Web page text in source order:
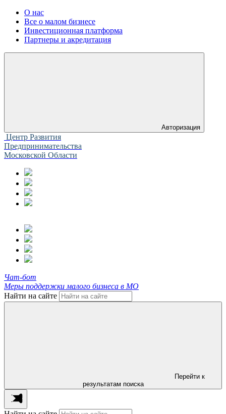
О нас
Все о малом бизнесе
Инвестиционная платформа
Партнеры и акредитация
Авторизация
Центр Развития
Предпринимательства
Московской Области
Чат-бот
Меры поддержки малого бизнеса в МО
Найти на сайте
Перейти к
результатам поиска